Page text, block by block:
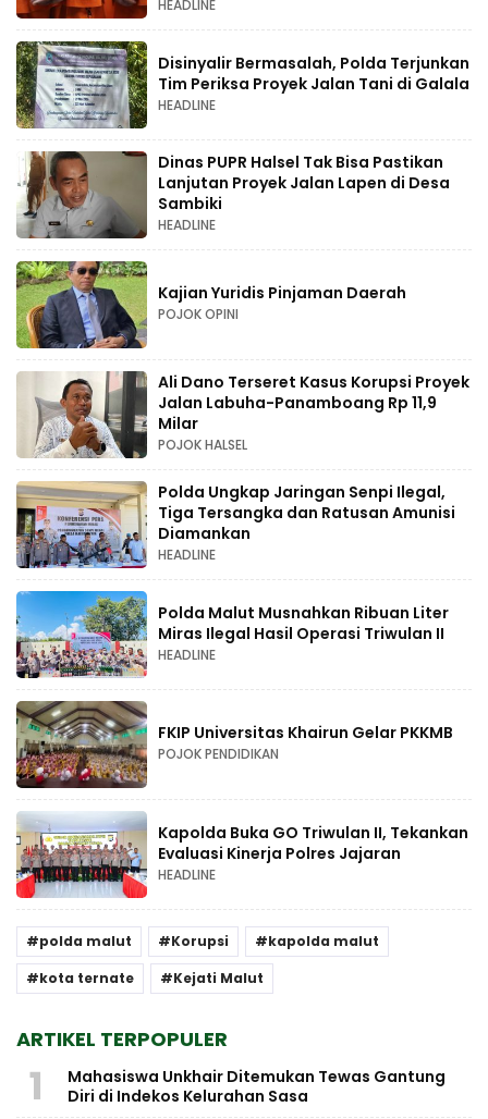
HEADLINE
Disinyalir Bermasalah, Polda Terjunkan
Tim Periksa Proyek Jalan Tani di Galala
HEADLINE
Dinas PUPR Halsel Tak Bisa Pastikan
Lanjutan Proyek Jalan Lapen di Desa
Sambiki
HEADLINE
Kajian Yuridis Pinjaman Daerah
POJOK OPINI
Ali Dano Terseret Kasus Korupsi Proyek
Jalan Labuha-Panamboang Rp 11,9
Milar
POJOK HALSEL
Polda Ungkap Jaringan Senpi Ilegal,
Tiga Tersangka dan Ratusan Amunisi
Diamankan
HEADLINE
Polda Malut Musnahkan Ribuan Liter
Miras Ilegal Hasil Operasi Triwulan II
HEADLINE
FKIP Universitas Khairun Gelar PKKMB
POJOK PENDIDIKAN
Kapolda Buka GO Triwulan II, Tekankan
Evaluasi Kinerja Polres Jajaran
HEADLINE
polda malut Korupsi
kapolda malut
kota ternate
Kejati Malut
ARTIKEL TERPOPULER
1
Mahasiswa Unkhair Ditemukan Tewas Gantung
Diri di Indekos Kelurahan Sasa